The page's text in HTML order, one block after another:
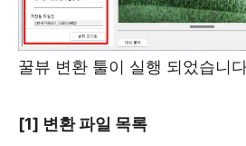
꿀뷰 변환 툴이 실행 되었습니
[1] 변환 파일 목록